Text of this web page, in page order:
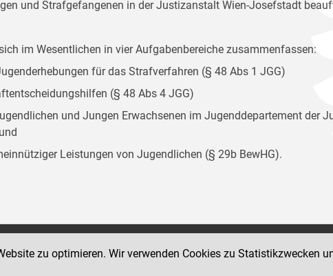
und Strafgefangenen in der Justizanstalt Wien-Josefstadt
im Wesentlichen in vier Aufgabenbereiche zusammenfassen:
für das Strafverfahren (§ 48 Abs 1 JGG)
(§ 48 Abs 4 JGG)
und Jungen Erwachsenen im Jugenddepartement der
Leistungen von Jugendlichen (§ 29b BewHG).
Social Media Kanäle
Impressum
zu optimieren. Wir verwenden Cookies zu Statistikzwecken